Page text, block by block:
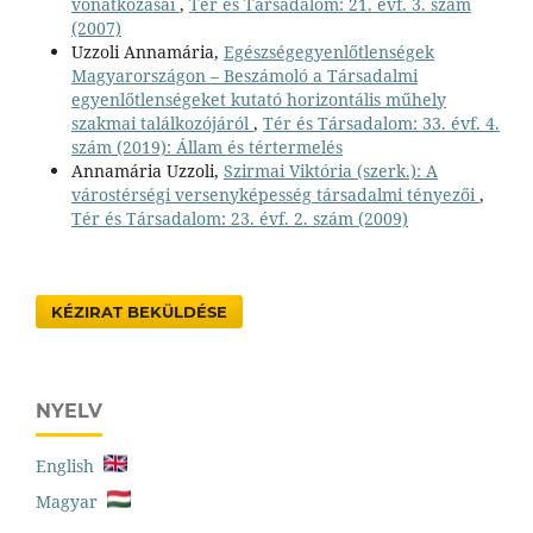
(2007)
Uzzoli Annamária, Egészségegyenlőtlenségek
Magyarországon – Beszámoló a Társadalmi
egyenlőtlenségeket kutató horizontális műhely
szakmai találkozójáról , Tér és Társadalom: 33. évf. 4.
szám (2019): Állam és tértermelés
Annamária Uzzoli, Szirmai Viktória (szerk.): A
várostérségi versenyképesség társadalmi tényezői ,
Tér és Társadalom: 23. évf. 2. szám (2009)
KÉZIRAT BEKÜLDÉSE
NYELV
English
Magyar